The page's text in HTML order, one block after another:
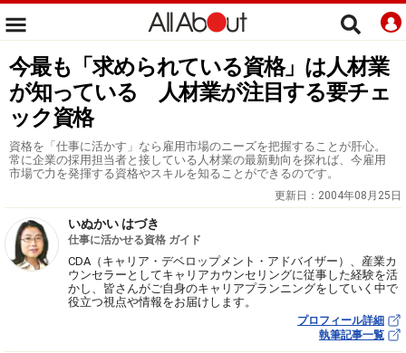
今最も「求められている資格」は人材業
が知っている 人材業が注目する要チェ
ック資格
資格を「仕事に活かす」なら雇用市場のニーズを把握することが肝心。
常に企業の採用担当者と接している人材業の最新動向を探れば、今雇用
市場で力を発揮する資格やスキルを知ることができるのです。
更新日： 2004年08月25日
いぬかい はづき
仕事に活かせる資格 ガイド
CDA（キャリア・デベロップメント・アドバイザー）、産業カ
ウンセラーとしてキャリアカウンセリングに従事した経験を活
かし、皆さんがご自身のキャリアプランニングをしていく中で
役立つ視点や情報をお届けします。
プロフィール詳細
執筆記事一覧